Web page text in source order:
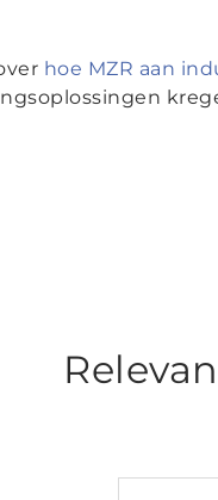
hoe MZR aan